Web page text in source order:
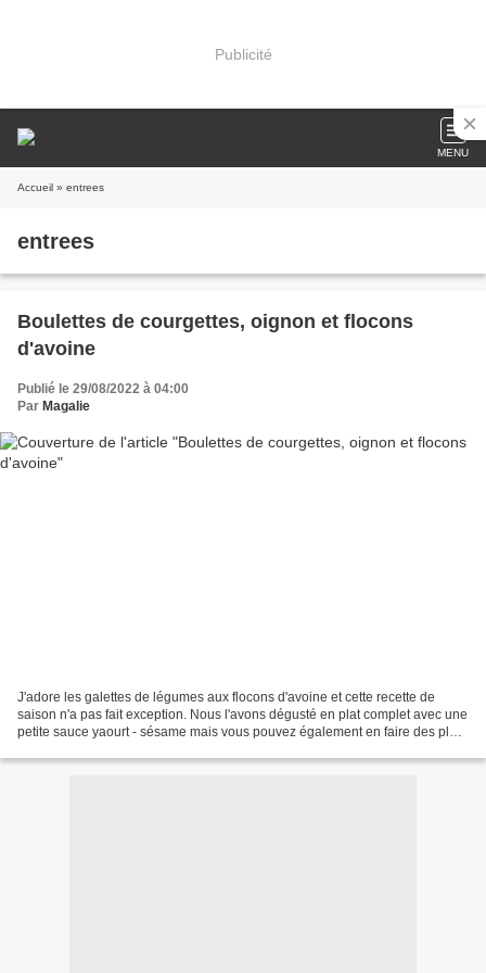
Publicité
MENU
Accueil » entrees
entrees
Boulettes de courgettes, oignon et flocons
d'avoine
Publié le 29/08/2022 à 04:00
Par Magalie
J'adore les galettes de légumes aux flocons d'avoine et cette recette de
saison n'a pas fait exception. Nous l'avons dégusté en plat complet avec une
petite sauce yaourt - sésame mais vous pouvez également en faire des plus